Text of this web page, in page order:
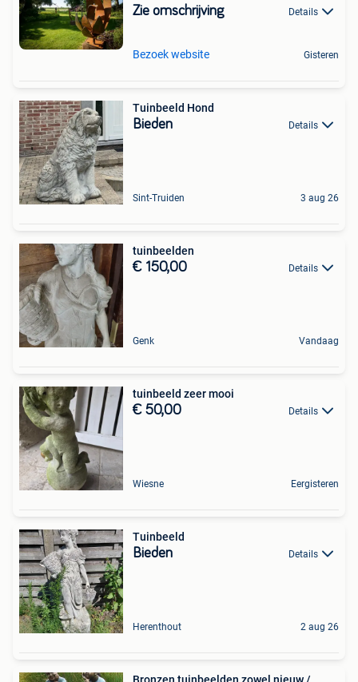
Zie omschrijving Details
Bezoek website Gisteren
Tuinbeeld Hond
Bieden Details
Sint-Truiden 3 aug 26
tuinbeelden
€ 150,00 Details
Genk Vandaag
tuinbeeld zeer mooi
€ 50,00 Details
Wiesne Eergisteren
Tuinbeeld
Bieden Details
Herenthout 2 aug 26